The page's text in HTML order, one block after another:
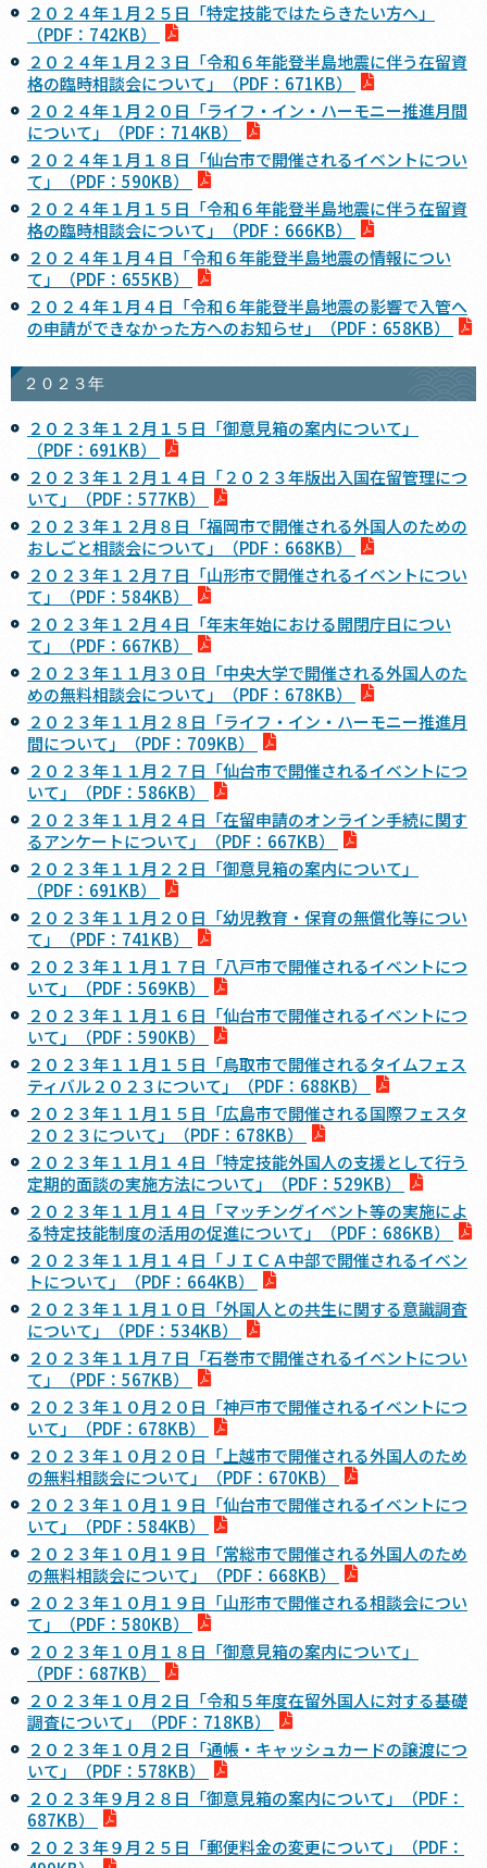
２０２４年１月２５日「特定技能ではたらきたい方へ」
（PDF：742KB）
２０２４年１月２３日「令和６年能登半島地震に伴う在留資
格の臨時相談会について」（PDF：671KB）
２０２４年１月２０日「ライフ・イン・ハーモニー推進月間
について」（PDF：714KB）
２０２４年１月１８日「仙台市で開催されるイベントについ
て」（PDF：590KB）
２０２４年１月１５日「令和６年能登半島地震に伴う在留資
格の臨時相談会について」（PDF：666KB）
２０２４年１月４日「令和６年能登半島地震の情報につい
て」（PDF：655KB）
２０２４年１月４日「令和６年能登半島地震の影響で入管へ
の申請ができなかった方へのお知らせ」（PDF：658KB）
２０２３年
２０２３年１２月１５日「御意見箱の案内について」
（PDF：691KB）
２０２３年１２月１４日「２０２３年版出入国在留管理につ
いて」（PDF：577KB）
２０２３年１２月８日「福岡市で開催される外国人のための
おしごと相談会について」（PDF：668KB）
２０２３年１２月７日「山形市で開催されるイベントについ
て」（PDF：584KB）
２０２３年１２月４日「年末年始における開閉庁日につい
て」（PDF：667KB）
２０２３年１１月３０日「中央大学で開催される外国人のた
めの無料相談会について」（PDF：678KB）
２０２３年１１月２８日「ライフ・イン・ハーモニー推進月
間について」（PDF：709KB）
２０２３年１１月２７日「仙台市で開催されるイベントにつ
いて」（PDF：586KB）
２０２３年１１月２４日「在留申請のオンライン手続に関す
るアンケートについて」（PDF：667KB）
２０２３年１１月２２日「御意見箱の案内について」
（PDF：691KB）
２０２３年１１月２０日「幼児教育・保育の無償化等につい
て」（PDF：741KB）
２０２３年１１月１７日「八戸市で開催されるイベントにつ
いて」（PDF：569KB）
２０２３年１１月１６日「仙台市で開催されるイベントにつ
いて」（PDF：590KB）
２０２３年１１月１５日「鳥取市で開催されるタイムフェス
ティバル２０２３について」（PDF：688KB）
２０２３年１１月１５日「広島市で開催される国際フェスタ
２０２３について」（PDF：678KB）
２０２３年１１月１４日「特定技能外国人の支援として行う
定期的面談の実施方法について」（PDF：529KB）
２０２３年１１月１４日「マッチングイベント等の実施によ
る特定技能制度の活用の促進について」（PDF：686KB）
２０２３年１１月１４日「ＪＩＣＡ中部で開催されるイベン
トについて」（PDF：664KB）
２０２３年１１月１０日「外国人との共生に関する意識調査
について」（PDF：534KB）
２０２３年１１月７日「石巻市で開催されるイベントについ
て」（PDF：567KB）
２０２３年１０月２０日「神戸市で開催されるイベントにつ
いて」（PDF：678KB）
２０２３年１０月２０日「上越市で開催される外国人のため
の無料相談会について」（PDF：670KB）
２０２３年１０月１９日「仙台市で開催されるイベントにつ
いて」（PDF：584KB）
２０２３年１０月１９日「常総市で開催される外国人のため
の無料相談会について」（PDF：668KB）
２０２３年１０月１９日「山形市で開催される相談会につい
て」（PDF：580KB）
２０２３年１０月１８日「御意見箱の案内について」
（PDF：687KB）
２０２３年１０月２日「令和５年度在留外国人に対する基礎
調査について」（PDF：718KB）
２０２３年１０月２日「通帳・キャッシュカードの譲渡につ
いて」（PDF：578KB）
２０２３年９月２８日「御意見箱の案内について」（PDF：
687KB）
２０２３年９月２５日「郵便料金の変更について」（PDF：